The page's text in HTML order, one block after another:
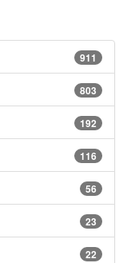
911
803
192
116
56
23
22